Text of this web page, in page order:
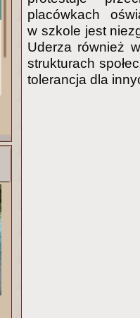
placówkach
w szkole jest
Uderza również
strukturach
tolerancja dla